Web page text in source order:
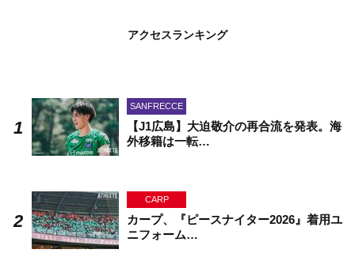
アクセスランキング
SANFRECCE
【J1広島】大迫敬介の再合流を発表。海
外移籍は一転…
CARP
カープ、『ピースナイター2026』着用ユ
ニフォーム…